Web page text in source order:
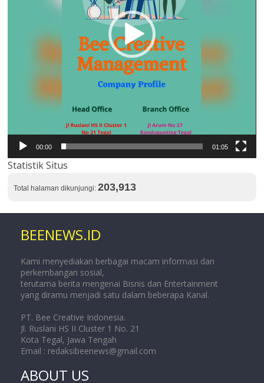
00:00 01:05
Statistik Situs
Total halaman dikunjungi:203,913
BEENEWS.ID
Kami menyediakan berbagai macam informasi dan
perkembangan sosial,
terutama berita mengenai Bisnis dan Entertainment
yang diramu menjadi satu dalam beberapa Kanal.
PT. Bee Creative Indonesia.
Jl. Ruslani HS II Cluster 1 No. 21
Kota Tegal, Jawa Tengah
Email : redaksibeenews@gmail.com
ABOUT US